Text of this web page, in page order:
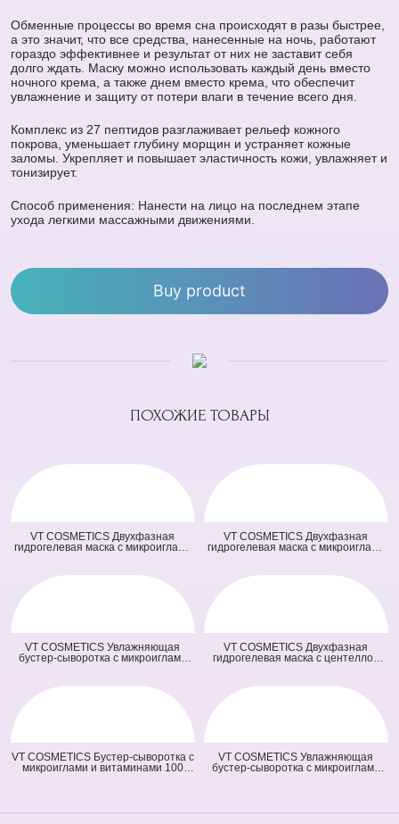
Обменные процессы во время сна происходят в разы быстрее,
а это значит, что все средства, нанесенные на ночь, работают
гораздо эффективнее и результат от них не заставит себя
долго ждать. Маску можно использовать каждый день вместо
ночного крема, а также днем вместо крема, что обеспечит
увлажнение и защиту от потери влаги в течение всего дня.
Комплекс из 27 пептидов разглаживает рельеф кожного
покрова, уменьшает глубину морщин и устраняет кожные
заломы. Укрепляет и повышает эластичность кожи, увлажняет и
тонизирует.
Способ применения: Нанести на лицо на последнем этапе
ухода легкими массажными движениями.
Buy product
ПОХОЖИЕ ТОВАРЫ
VT COSMETICS Двухфазная
гидрогелевая маска с микроиглами
(оранжевая) (33 гр + 1,5 гр)
VT COSMETICS Двухфазная
гидрогелевая маска с микроиглами
зеленая) (33 гр + 1,5 гр)
VT COSMETICS Увлажняющая
бустер-сыворотка с микроиглами
VT COSMETICS Двухфазная
гидрогелевая маска с центеллой
гр)
VT COSMETICS Бустер-сыворотка с
микроиглами и витаминами 100
VT COSMETICS Увлажняющая
бустер-сыворотка с микроиглами